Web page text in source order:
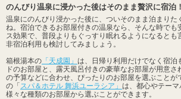
のんびり温泉に浸かった後はそのまま贅沢に宿泊！
温泉にのんびり浸かった後に、ついそのまま泊まりた
ね。宿泊できるお部屋付きの温泉なら、そんな時でも
ス効果で、普段よりもぐっすり眠れるようになるとも
非宿泊利用も検討してみましょう。
箱根湯本の 「天成園」 は、日帰り利用だけでなく宿泊
ドのお部屋と、露天風呂付きの豪華なお部屋が用意さ
の予算などに合わせ、ぴったりのお部屋を選ぶことが
の「スパ＆ホテル 舞浜ユーラシア」 は、都心やテー
様々な種類のお部屋から選ぶことができます。